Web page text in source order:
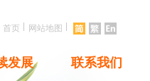
首页 网站地图
发展 联系我们